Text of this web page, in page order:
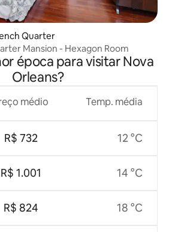
Quarter
Mansion - Hexagon Room
época para visitar Nova
Orleans?
médio
R$ 732
R$ 1.001
R$ 824
Temp. média
12 °C
14 °C
18 °C